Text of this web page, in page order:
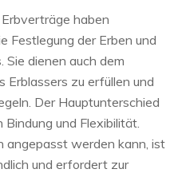
haben
Festlegung der Erben und
Sie dienen auch dem
zu erfüllen und
Der Hauptunterschied
und Flexibilität.
angepasst werden kann, ist
und erfordert zur